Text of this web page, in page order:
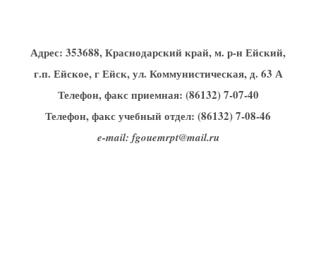
Адрес: 353688, Краснодарский край, м. р-н Ейский,
г.п. Ейское, г Ейск, ул. Коммунистическая, д. 63 А
Телефон, факс приемная: (86132) 7-07-40
Телефон, факс учебный отдел: (86132) 7-08-46
e-mail: fgouemrpt@mail.ru